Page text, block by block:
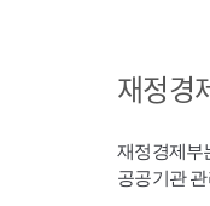
재정경
재정경제부
공공기관